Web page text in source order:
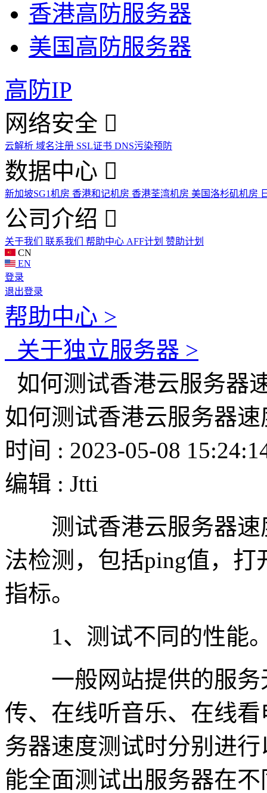
香港高防服务器
美国高防服务器
高防IP
网络安全
云解析 域名注册 SSL证书 DNS污染预防
数据中心
新加坡SG1机房 香港和记机房 香港荃湾机房 美国洛杉矶机房
公司介绍
关于我们 联系我们 帮助中心 AFF计划 赞助计划
CN
EN
登录
退出登录
帮助中心 >
关于独立服务器 >
如何测试香港云服务器
如何测试香港云服务器速
时间 : 2023-05-08
编辑 : Jtti
测试香港云服务器速
法检测，包括ping值，
指标。
1、测试不同的性能
一般网站提供的服务
传、在线听音乐、在线
务器速度测试时分别进
能全面测试出服务器在